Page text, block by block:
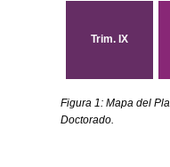
Trim. IX
Figura 1: Mapa del
Doctorado.